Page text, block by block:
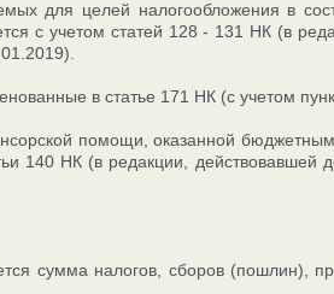
для целей налогообложения в
с учетом статей 128 - 131 НК (в
в статье 171 НК (с учетом
помощи, оказанной
140 НК (в редакции,
сумма налогов, сборов (пошлин),